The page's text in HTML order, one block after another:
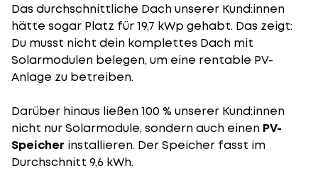
Das durchschnittliche Dach unserer Kund:innen
hätte sogar Platz für 19,7 kWp gehabt. Das zeigt:
Du musst nicht dein komplettes Dach mit
Solarmodulen belegen, um eine rentable PV-
Anlage zu betreiben.
Darüber hinaus ließen 100 % unserer Kund:innen
nicht nur Solarmodule, sondern auch einen PV-
Speicher installieren. Der Speicher fasst im
Durchschnitt 9,6 kWh.